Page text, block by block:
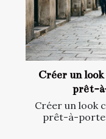
Créer un look
prêt-
Créer un look
prêt-à-